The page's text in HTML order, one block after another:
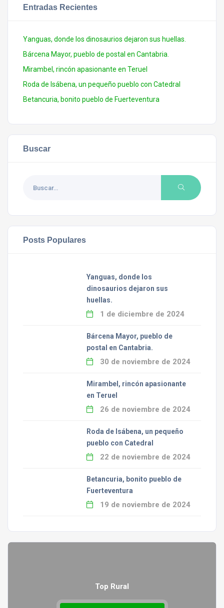
Entradas Recientes
Yanguas, donde los dinosaurios dejaron sus huellas.
Bárcena Mayor, pueblo de postal en Cantabria.
Mirambel, rincón apasionante en Teruel
Roda de Isábena, un pequeño pueblo con Catedral
Betancuria, bonito pueblo de Fuerteventura
Buscar
Posts Populares
Yanguas, donde los
dinosaurios dejaron sus
huellas.
1 de diciembre de 2024
Bárcena Mayor, pueblo de
postal en Cantabria.
30 de noviembre de 2024
Mirambel, rincón apasionante
en Teruel
26 de noviembre de 2024
Roda de Isábena, un pequeño
pueblo con Catedral
22 de noviembre de 2024
Betancuria, bonito pueblo de
Fuerteventura
19 de noviembre de 2024
Top Rural